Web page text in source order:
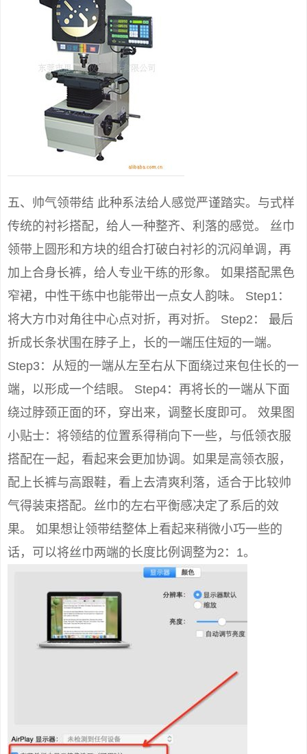
五、帅气领带结 此种系法给人感觉严谨踏实。与式样
传统的衬衫搭配，给人一种整齐、利落的感觉。 丝巾
领带上圆形和方块的组合打破白衬衫的沉闷单调，再
加上合身长裤，给人专业干练的形象。 如果搭配黑色
窄裙，中性干练中也能带出一点女人韵味。 Step1：
将大方巾对角往中心点对折，再对折。 Step2： 最后
折成长条状围在脖子上，长的一端压住短的一端。
Step3：从短的一端从左至右从下面绕过来包住长的一
端，以形成一个结眼。 Step4：再将长的一端从下面
绕过脖颈正面的环，穿出来，调整长度即可。 效果图
小贴士：将领结的位置系得稍向下一些，与低领衣服
搭配在一起，看起来会更加协调。如果是高领衣服，
配上长裤与高跟鞋，看上去清爽利落，适合于比较帅
气得装束搭配。丝巾的左右平衡感决定了系后的效
果。 如果想让领带结整体上看起来稍微小巧一些的
话，可以将丝巾两端的长度比例调整为2：1。